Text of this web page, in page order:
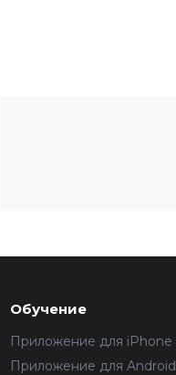
Обучение
Приложение для iPhone
Приложение для Android